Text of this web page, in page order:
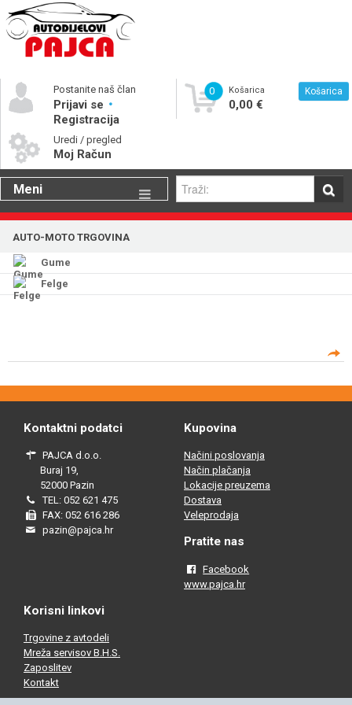
Postanite naš član
Prijavi se
Registracija
Uredi / pregled
Moj Račun
0 Košarica
0,00 €
Košarica
Meni
Gume
Katalog rezervnih dijelova
AUTO-MOTO TRGOVINA
Gume
Felge
Kontaktni podatci
PAJCA d.o.o.
Buraj 19,
52000 Pazin
TEL: 052 621 475
FAX: 052 616 286
pazin@pajca.hr
Kupovina
Načini poslovanja
Način plačanja
Lokacije preuzema
Dostava
Veleprodaja
Pratite nas
Facebook
www.pajca.hr
Korisni linkovi
Trgovine z avtodeli
Mreža servisov B.H.S.
Zaposlitev
Kontakt